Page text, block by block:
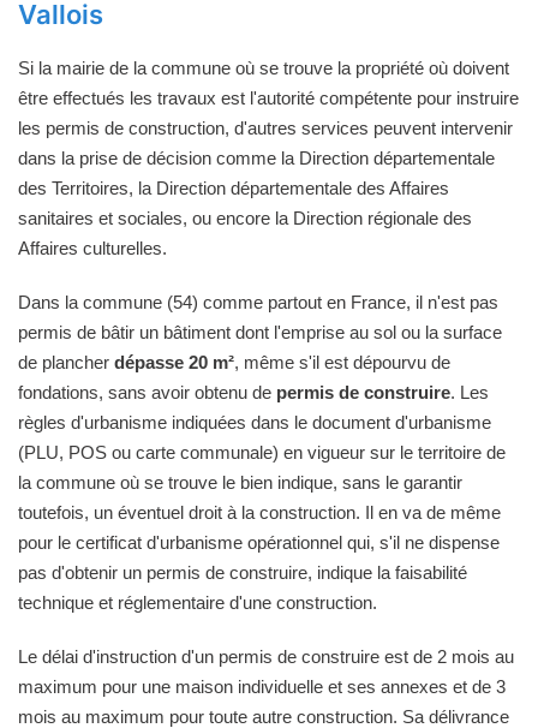
Vallois
Si la mairie de la commune où se trouve la propriété où doivent
être effectués les travaux est l'autorité compétente pour instruire
les permis de construction, d'autres services peuvent intervenir
dans la prise de décision comme la Direction départementale
des Territoires, la Direction départementale des Affaires
sanitaires et sociales, ou encore la Direction régionale des
Affaires culturelles.
Dans la commune (54) comme partout en France, il n'est pas
permis de bâtir un bâtiment dont l'emprise au sol ou la surface
de plancher dépasse 20 m², même s'il est dépourvu de
fondations, sans avoir obtenu de permis de construire. Les
règles d'urbanisme indiquées dans le document d'urbanisme
(PLU, POS ou carte communale) en vigueur sur le territoire de
la commune où se trouve le bien indique, sans le garantir
toutefois, un éventuel droit à la construction. Il en va de même
pour le certificat d'urbanisme opérationnel qui, s'il ne dispense
pas d'obtenir un permis de construire, indique la faisabilité
technique et réglementaire d'une construction.
Le délai d'instruction d'un permis de construire est de 2 mois au
maximum pour une maison individuelle et ses annexes et de 3
mois au maximum pour toute autre construction. Sa délivrance